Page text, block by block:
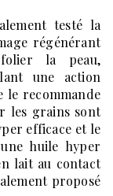
testé la
régénérant
la peau,
une action
le recommande
les grains sont
efficace et le
huile hyper
lait au contact
proposé